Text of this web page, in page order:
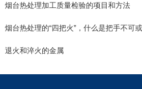
烟台热处理加工质量检验的项目和方法
烟台热处理的“四把火”，什么是把手不可
退火和淬火的金属